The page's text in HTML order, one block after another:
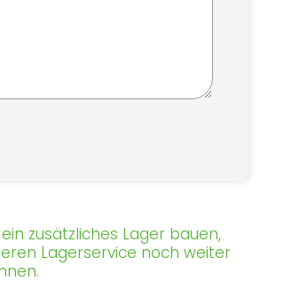
zusätzliches Lager bauen,
Lagerservice noch weiter